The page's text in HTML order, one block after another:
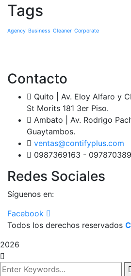
Tags
Agency Business Cleaner Corporate
Contacto
Quito | Av. Eloy Alfaro y
St Morits 181 3er Piso.
Ambato | Av. Rodrigo
Guaytambos.
ventas@contifyplus.com
0987369163 -
Redes Sociales
Síguenos en:
Facebook
Todos los derechos reservados
2026